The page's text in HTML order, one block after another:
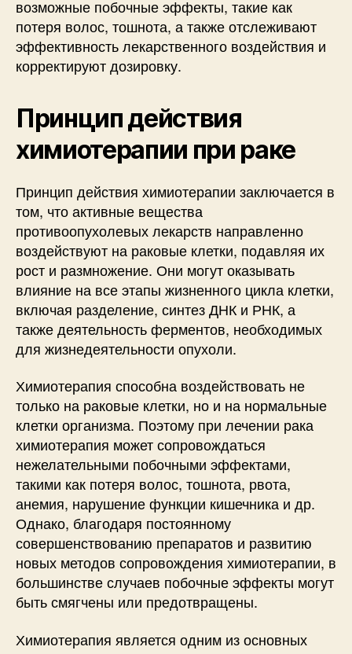
возможные побочные эффекты, такие как
потеря волос, тошнота, а также отслеживают
эффективность лекарственного воздействия и
корректируют дозировку.
Принцип действия
химиотерапии при раке
Принцип действия химиотерапии заключается в
том, что активные вещества
противоопухолевых лекарств направленно
воздействуют на раковые клетки, подавляя их
рост и размножение. Они могут оказывать
влияние на все этапы жизненного цикла клетки,
включая разделение, синтез ДНК и РНК, а
также деятельность ферментов, необходимых
для жизнедеятельности опухоли.
Химиотерапия способна воздействовать не
только на раковые клетки, но и на нормальные
клетки организма. Поэтому при лечении рака
химиотерапия может сопровождаться
нежелательными побочными эффектами,
такими как потеря волос, тошнота, рвота,
анемия, нарушение функции кишечника и др.
Однако, благодаря постоянному
совершенствованию препаратов и развитию
новых методов сопровождения химиотерапии, в
большинстве случаев побочные эффекты могут
быть смягчены или предотвращены.
Химиотерапия является одним из основных